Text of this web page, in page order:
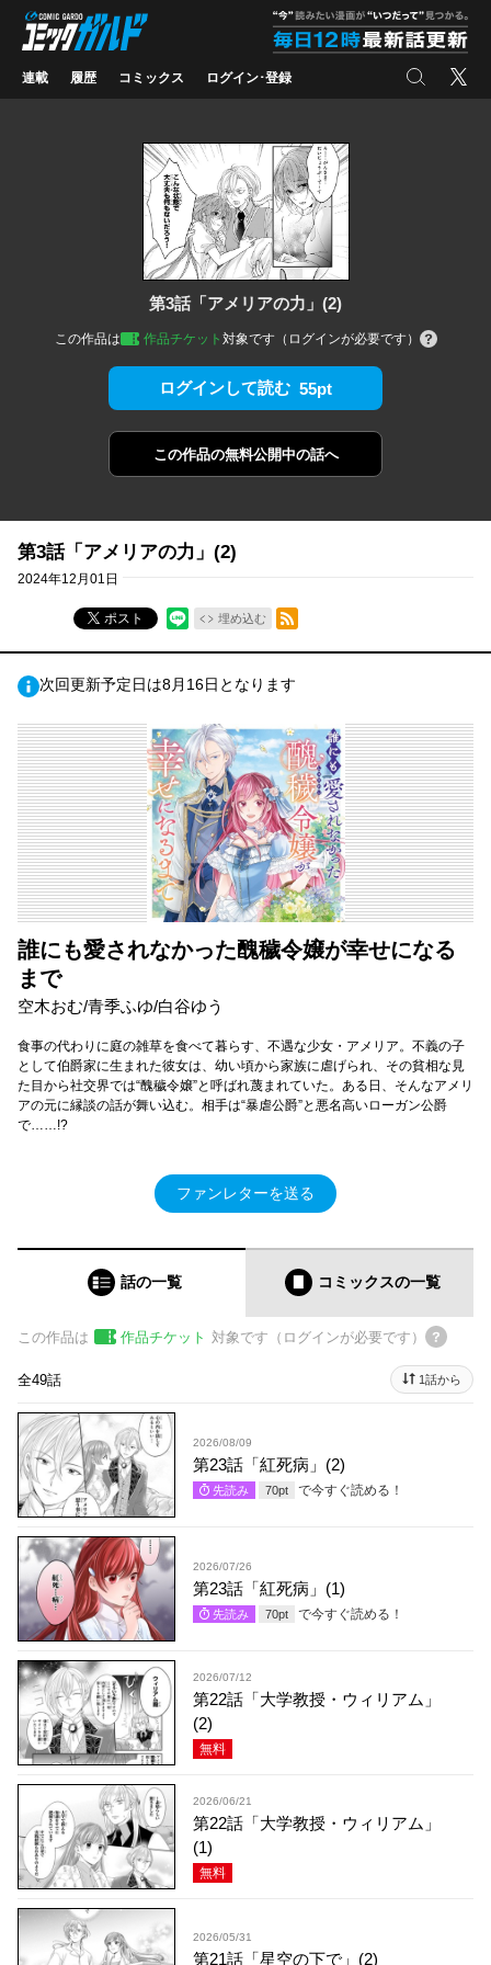
コミックガルド
連載 履歴 コミックス ログイン･登録 検索 X
第3話「アメリアの力」(2)
この作品は 作品チケット 対象です（ログインが必要です）
ログインして読む 55pt
この作品の無料公開中の話へ
第3話「アメリアの力」(2)
2024年12月01日
ポスト 埋め込む
RSSフィード
次回更新予定日は8月16日となります
誰にも愛されなかった醜穢令嬢が幸せになる
まで
空木おむ/青季ふゆ/白谷ゆう
食事の代わりに庭の雑草を食べて暮らす、不遇な少女・アメリア。不義の子
として伯爵家に生まれた彼女は、幼い頃から家族に虐げられ、その貧相な見
た目から社交界では“醜穢令嬢”と呼ばれ蔑まれていた。ある日、そんなアメリ
アの元に縁談の話が舞い込む。相手は“暴虐公爵”と悪名高いローガン公爵
で……!?
ファンレターを送る
話の一覧 コミックスの一覧
この作品は 作品チケット 対象です（ログインが必要です）
全49話 1話から
2026/08/09
第23話「紅死病」(2)
先読み 70pt で今すぐ読める！
2026/07/26
第23話「紅死病」(1)
先読み 70pt で今すぐ読める！
2026/07/12
第22話「大学教授・ウィリアム」
(2)
無料
2026/06/21
第22話「大学教授・ウィリアム」
(1)
無料
2026/05/31
第21話「星空の下で」(2)